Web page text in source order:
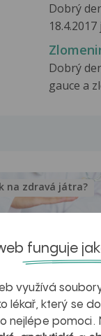
Dobrý
18.4.2017
Dobrý
gauce a
v datech a
na zdravá játra?
funguje
využívá
lékař, který se
nejlépe pomoci.